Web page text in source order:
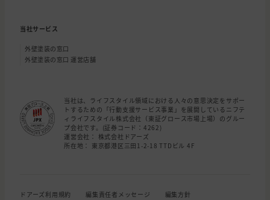
当社サービス
外壁塗装の窓口
外壁塗装の窓口 運営店舗
当社は、ライフスタイル領域における人々の意思決定をサポー
トするための「行動支援サービス事業」を展開しているニフテ
ィライフスタイル株式会社（東証グロース市場上場）のグルー
プ会社です。(証券コード：4262)
運営会社： 株式会社ドアーズ
所在地： 東京都港区三田1-2-18 TTDビル 4F
ドアーズ利用規約 編集責任者メッセージ 編集方針